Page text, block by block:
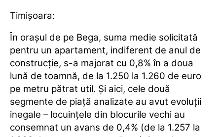
Timișoara:
În orașul de pe Bega, suma medie solicitată
pentru un apartament, indiferent de anul de
construcție, s-a majorat cu 0,8% în a doua
lună de toamnă, de la 1.250 la 1.260 de euro
pe metru pătrat util. Și aici, cele două
segmente de piață analizate au avut evoluții
inegale – locuințele din blocurile vechi au
consemnat un avans de 0,4% (de la 1.257 la